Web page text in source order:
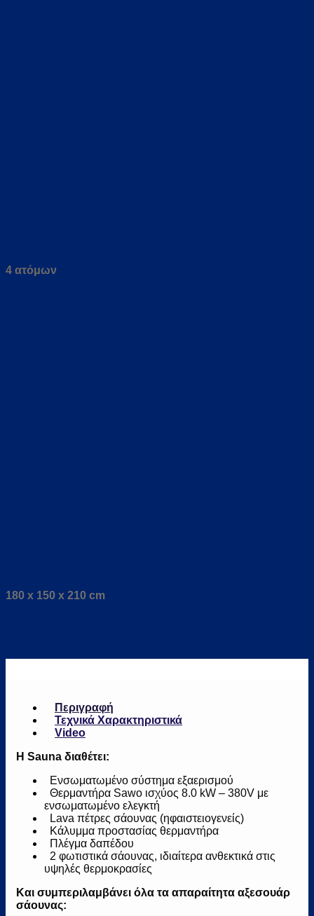
4 ατόμων
180 x 150 x 210 cm
Περιγραφή
Τεχνικά Χαρακτηριστικά
Video
Η Sauna διαθέτει:
Ενσωματωμένο σύστημα εξαερισμού
Θερμαντήρα Sawo ισχύος 8.0 kW – 380V με
ενσωματωμένο ελεγκτή
Lava πέτρες σάουνας (ηφαιστειογενείς)
Κάλυμμα προστασίας θερμαντήρα
Πλέγμα δαπέδου
2 φωτιστικά σάουνας, ιδιαίτερα ανθεκτικά στις
υψηλές θερμοκρασίες
Και συμπεριλαμβάνει όλα τα απαραίτητα αξεσουάρ
σάουνας: